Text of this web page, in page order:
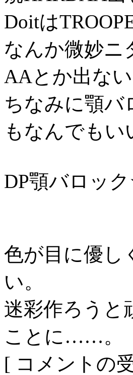
Doitは
なんか微妙ニ
AAとか出ない
ちなみに顎バ
もなんでもい
DP顎バロッ
色が目に優し
い。
迷彩作ろうと
ことに……。
[ コメントの